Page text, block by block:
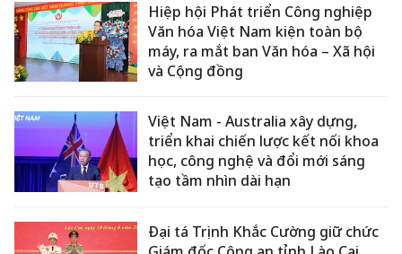
Hiệp hội Phát triển Công nghiệp
Văn hóa Việt Nam kiện toàn bộ
máy, ra mắt ban Văn hóa – Xã hội
và Cộng đồng
Việt Nam - Australia xây dựng,
triển khai chiến lược kết nối khoa
học, công nghệ và đổi mới sáng
tạo tầm nhìn dài hạn
Đại tá Trịnh Khắc Cường giữ chức